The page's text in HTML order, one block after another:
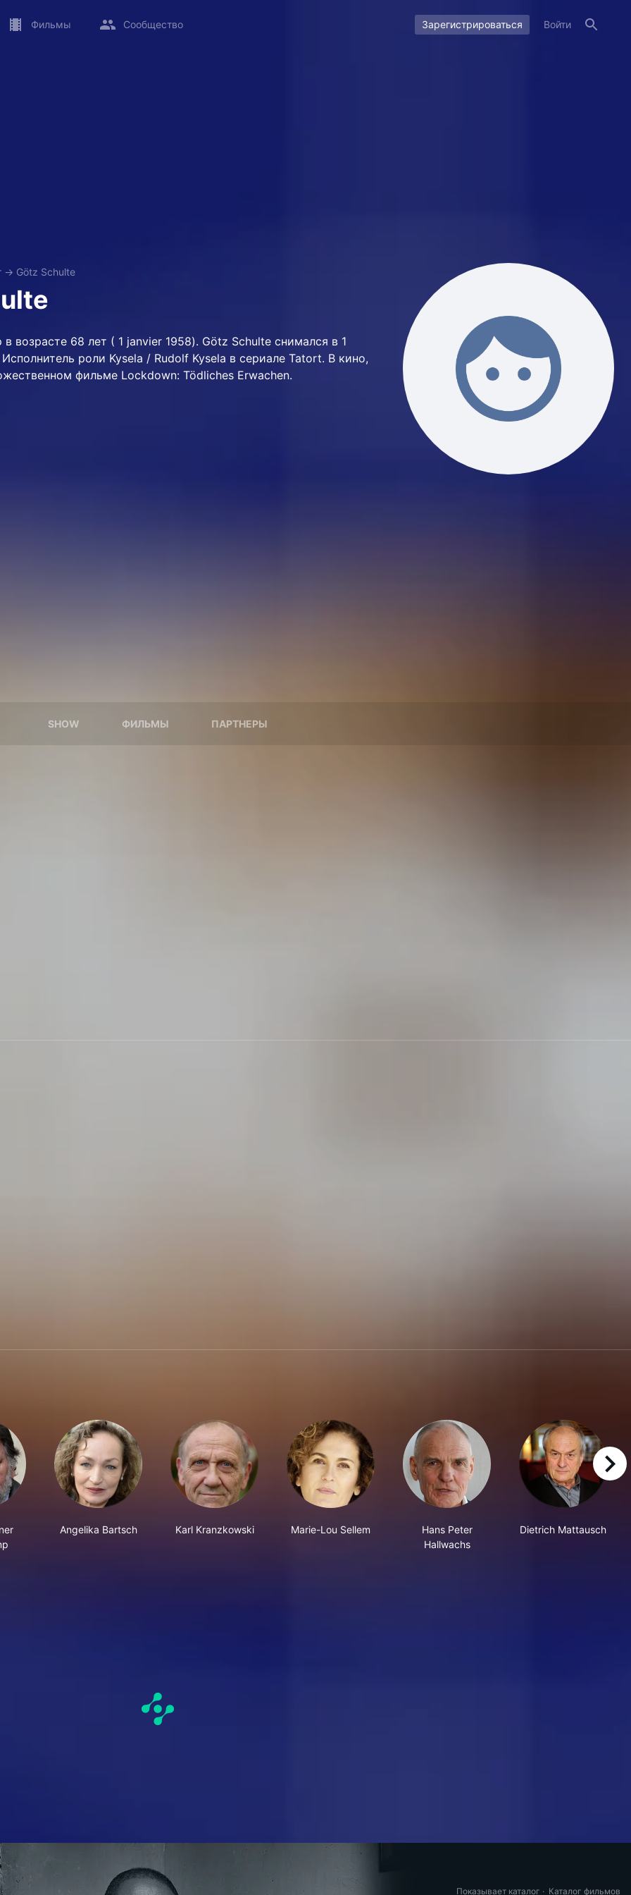
Фильмы Сообщество Зарегистрироваться Войти
→ Götz Schulte
возрасте 68 лет ( 1 janvier 1958). Götz Schulte снимался в 1
роли Kysela / Rudolf Kysela в сериале Tatort. В кино,
фильме Lockdown: Tödliches Erwachen.
SHOW ФИЛЬМЫ ПАРТНЕРЫ
Angelika Bartsch Karl Kranzkowski Marie-Lou Sellem
Hans Peter
Hallwachs
Dietrich Mattausch
right
Показывает каталог · Каталог фильмов